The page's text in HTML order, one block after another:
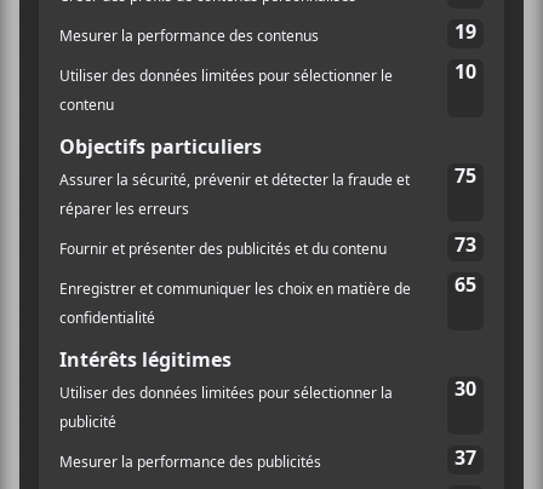
Le contenu sur cette plateforme est divers, mais vise
toujours la même cible : intéresser les gens aux
festivals québécois. « La plateforme se veut un espace
d’informations afin de guider, de surprendre et de
faire rêver ses visiteurs », explique le communiqué de
presse. Pour ce faire, le regroupement propose des
vidéos et du contenu écrit invitant qui permet de
découvrir les festivals sous un autre angle.
La plateforme du REFRAIN permet également de
faire des recherches selon ce que l’on cherche comme
expérience. Des thématiques sont aussi mises de
l’avant et présente les festivals regroupant certaines
caractéristiques, comme se trouver près de l’eau,
proposer de la bonne bière, se retrouver dans des lieux